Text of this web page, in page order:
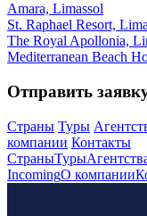
Amara, Limassol
St. Raphael Resort,
The Royal Apollonia,
Mediterranean Beach
Отправить
Страны Туры
компании Контакты
СтраныТуры
IncomingО компании